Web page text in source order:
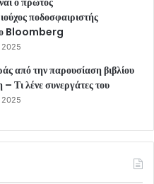
ποδοσφαιριστής
Bloomberg
2025
από την παρουσίαση βιβλίου
– Τι λένε συνεργάτες του
2025